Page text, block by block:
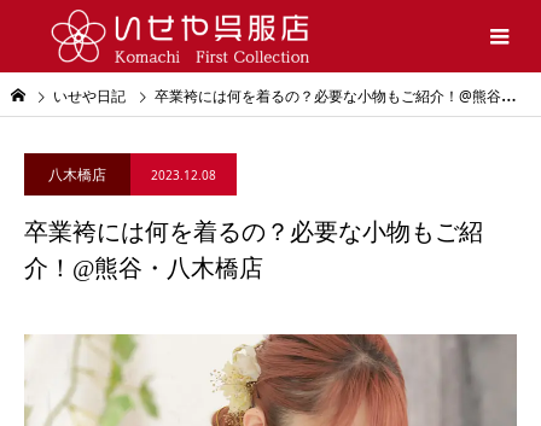
いせや日記 卒業袴には何を着るの？必要な小物もご紹介！@熊谷・八木橋店
八木橋店 2023.12.08
卒業袴には何を着るの？必要な小物もご紹
介！@熊谷・八木橋店